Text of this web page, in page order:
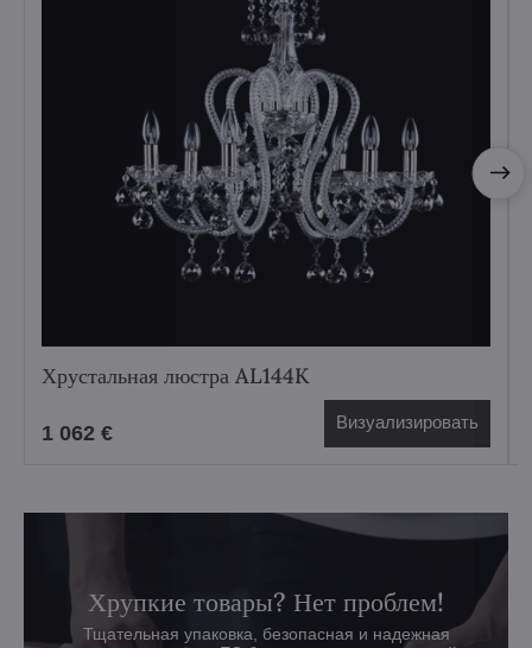
Хрустальная люстра AL144K
1 062 € Визуализировать
Хрупкие товары? Нет проблем!
Тщательная упаковка, безопасная и надежная